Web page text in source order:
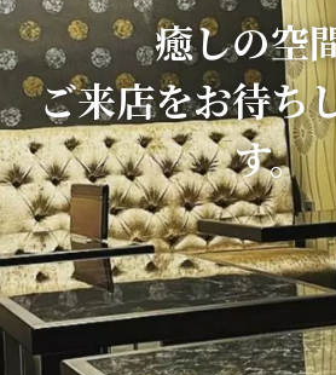
お知らせ
プライバシーポリシー
癒しの空
ご来店をお待ち
す。
癒しの空
ご来店をお待ち
す。
癒しの空
ご来店をお待ち
す。